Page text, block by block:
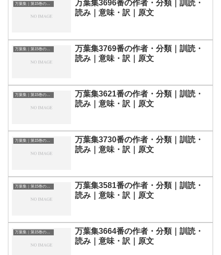
万葉集｜第15巻の和歌一覧
万葉集3696番の作者・分類｜訓読・
読み｜意味・訳｜原文
万葉集｜第15巻の和歌一覧
万葉集3769番の作者・分類｜訓読・
読み｜意味・訳｜原文
万葉集｜第15巻の和歌一覧
万葉集3621番の作者・分類｜訓読・
読み｜意味・訳｜原文
万葉集｜第15巻の和歌一覧
万葉集3730番の作者・分類｜訓読・
読み｜意味・訳｜原文
万葉集｜第15巻の和歌一覧
万葉集3581番の作者・分類｜訓読・
読み｜意味・訳｜原文
万葉集｜第15巻の和歌一覧
万葉集3664番の作者・分類｜訓読・
読み｜意味・訳｜原文